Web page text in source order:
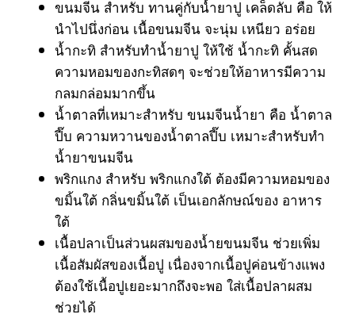
ขนมจีน สำหรับ ทานคู่กับน้ำยาปู เคล็ดลับ คือ ให้
นำไปนึ่งก่อน เนื้อขนมจีน จะนุ่ม เหนียว อร่อย
น้ำกะทิ สำหรับทำน้ำยาปู ให้ใช้ น้ำกะทิ คั้นสด
ความหอมของกะทิสดๆ จะช่วยให้อาหารมีความ
กลมกล่อมมากขึ้น
น้ำตาลที่เหมาะสำหรับ ขนมจีนน้ำยา คือ น้ำตาล
ปี๊บ ความหวานของน้ำตาลปี๊บ เหมาะสำหรับทำ
น้ำยาขนมจีน
พริกแกง สำหรับ พริกแกงใต้ ต้องมีความหอมของ
ขมิ้นใต้ กลิ่นขมิ้นใต้ เป็นเอกลักษณ์ของ อาหาร
ใต้
เนื้อปลาเป็นส่วนผสมของน้ำยขนมจีน ช่วยเพิ่ม
เนื้อสัมผัสของเนื้อปู เนื่องจากเนื้อปูค่อนข้างแพง
ต้องใช้เนื้อปูเยอะมากถึงจะพอ ใส่เนื้อปลาผสม
ช่วยได้